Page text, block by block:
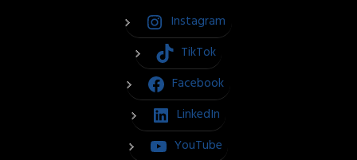
Instagram
TikTok
Facebook
LinkedIn
YouTube